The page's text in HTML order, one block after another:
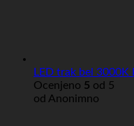
LED trak bel 3000K
Ocenjeno 5 od 5
od Anonimno